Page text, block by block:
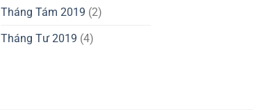
Tháng Tám 2019 (2)
Tháng Tư 2019 (4)